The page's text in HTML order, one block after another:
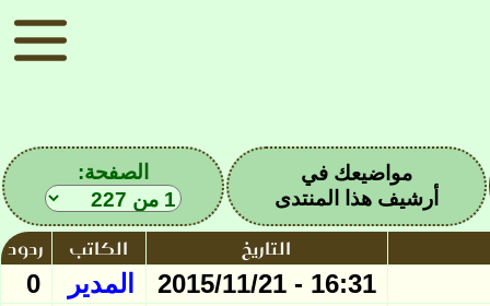
مواضيعك في
أرشيف هذا المنتدى
الصفحة:
التاريخ الكاتب ردود
16:31 - 2015/11/21 المدير 0